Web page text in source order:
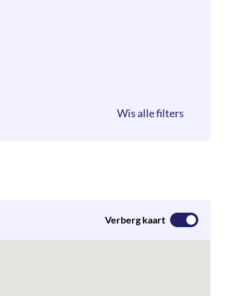
Verberg kaart